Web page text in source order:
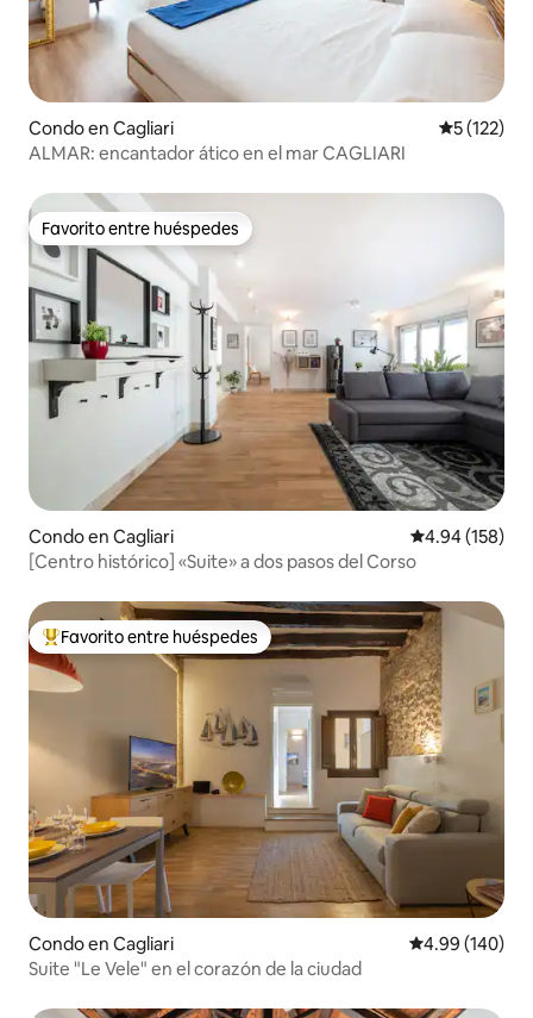
Condo en Cagliari
5 (122)
ALMAR: encantador ático en el mar CAGLIARI
Favorito entre huéspedes
Favorito entre huéspedes
Condo en Cagliari Calificación
4.94 (158)
[Centro histórico] «Suite» a dos pasos del Corso
Favorito entre huéspedes preferido
Favorito entre huéspedes
Condo en Cagliari Calificación
4.99 (140)
Suite "Le Vele" en el corazón de la ciudad